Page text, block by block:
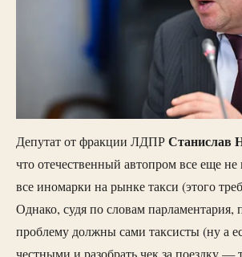
Депутат от фракции ЛДПРСтанислав
что отечественный автопром все еще не
все иномарки на рынке такси (этого
Однако, судя по словам парламентария,
проблему должны сами таксисты (ну а